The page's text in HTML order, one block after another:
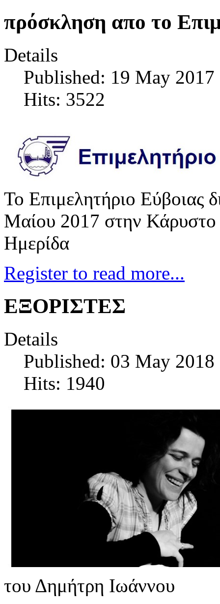
πρόσκληση απο το
Details
Published: 19 May 2017
Hits: 3522
Το Επιμελητήριο Εύβοιας
Μαίου 2017 στην
Ημερίδα
Register to read more...
ΕΞΟΡΙΣΤΕΣ
Details
Published: 03 May 2018
Hits: 1940
του Δημήτρη Ιωάννου